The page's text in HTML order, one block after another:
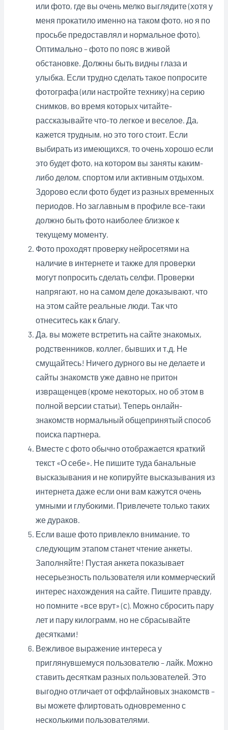
или фото, где вы очень мелко выглядите (хотя у
меня прокатило именно на таком фото, но я по
просьбе предоставлял и нормальное фото).
Оптимально – фото по пояс в живой
обстановке. Должны быть видны глаза и
улыбка. Если трудно сделать такое попросите
фотографа (или настройте технику) на серию
снимков, во время которых читайте-
рассказывайте что-то легкое и веселое. Да,
кажется трудным, но это того стоит. Если
выбирать из имеющихся, то очень хорошо если
это будет фото, на котором вы заняты каким-
либо делом, спортом или активным отдыхом.
Здорово если фото будет из разных временных
периодов. Но заглавным в профиле все-таки
должно быть фото наиболее близкое к
текущему моменту.
Фото проходят проверку нейросетями на
наличие в интернете и также для проверки
могут попросить сделать селфи. Проверки
напрягают, но на самом деле доказывают, что
на этом сайте реальные люди. Так что
отнеситесь как к благу.
Да, вы можете встретить на сайте знакомых,
родственников, коллег, бывших и т.д. Не
смущайтесь! Ничего дурного вы не делаете и
сайты знакомств уже давно не притон
извращенцев (кроме некоторых, но об этом в
полной версии статьи). Теперь онлайн-
знакомств нормальный общепринятый способ
поиска партнера.
Вместе с фото обычно отображается краткий
текст «О себе». Не пишите туда банальные
высказывания и не копируйте высказывания из
интернета даже если они вам кажутся очень
умными и глубокими. Привлечете только таких
же дураков.
Если ваше фото привлекло внимание, то
следующим этапом станет чтение анкеты.
Заполняйте! Пустая анкета показывает
несерьезность пользователя или коммерческий
интерес нахождения на сайте. Пишите правду,
но помните «все врут» (с). Можно сбросить пару
лет и пару килограмм, но не сбрасывайте
десятками!
Вежливое выражение интереса у
приглянувшемуся пользователю – лайк. Можно
ставить десяткам разных пользователей. Это
выгодно отличает от оффлайновых знакомств –
вы можете флиртовать одновременно с
несколькими пользователями.